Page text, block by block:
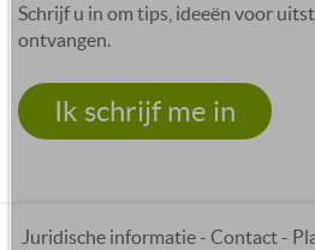
Schrijf u in om tips, ideeën voor
ontvangen.
Ik schrijf me in
Juridische informatie - Contact -